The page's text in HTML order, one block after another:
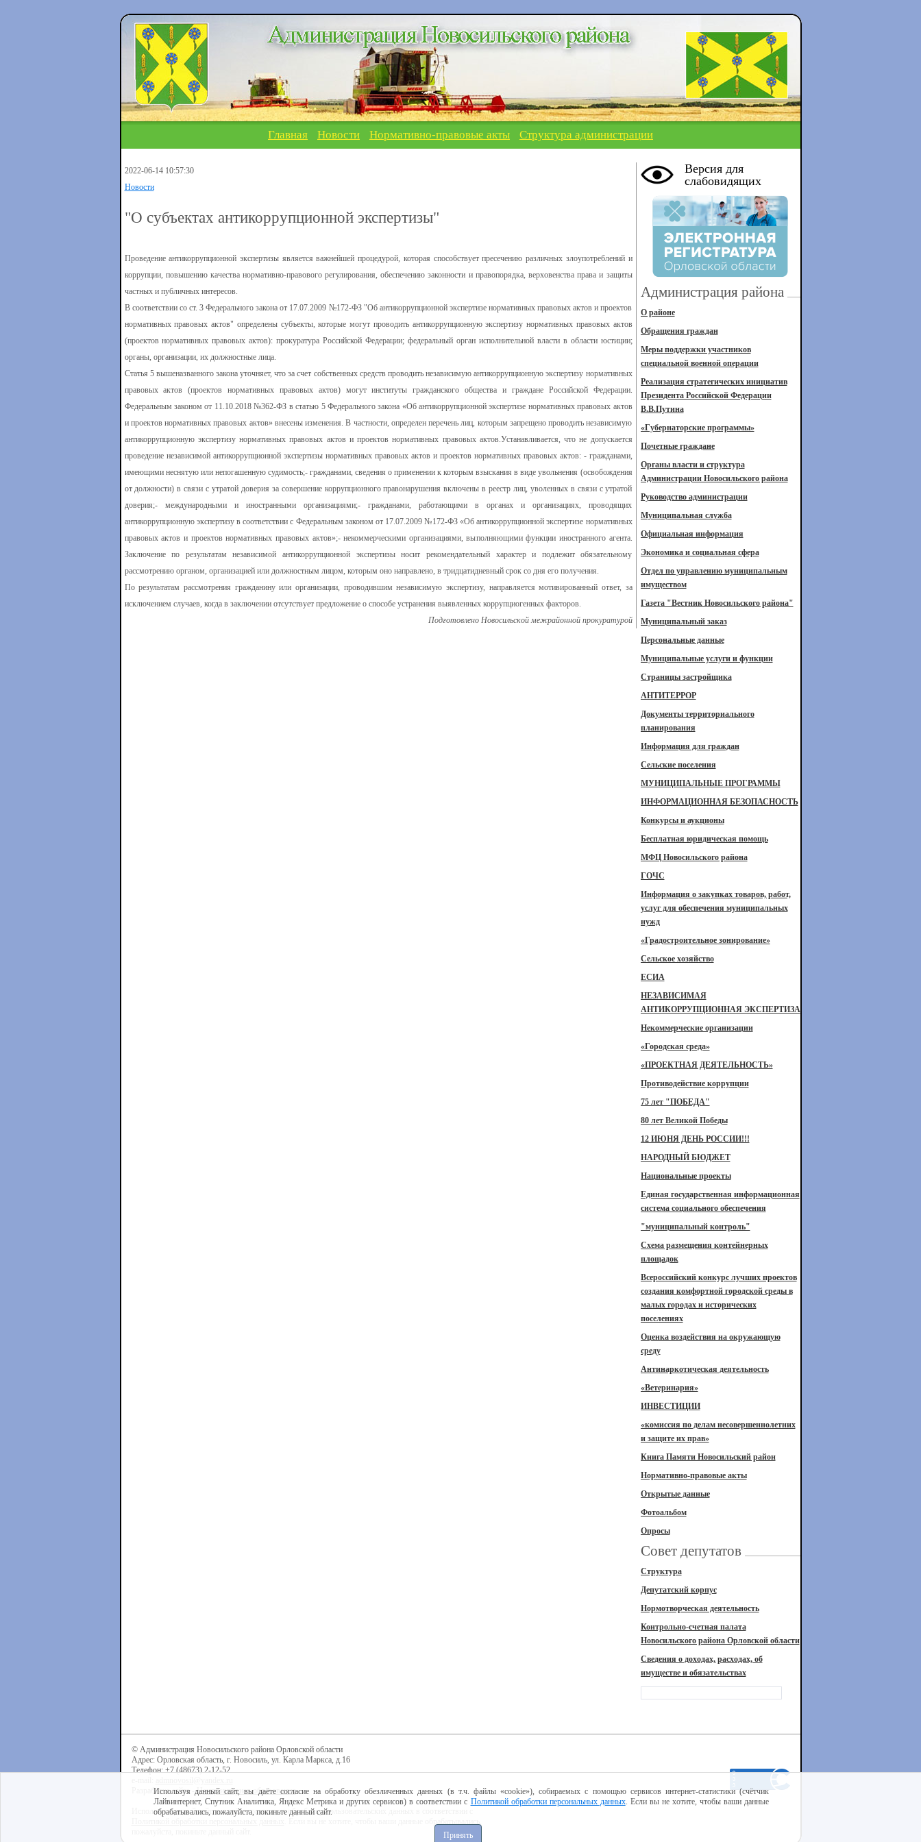
Главная Новости Нормативно-правовые акты Структура администрации
2022-06-14 10:57:30
Новости
"О субъектах антикоррупционной экспертизы"
Проведение антикоррупционной экспертизы является важнейшей процедурой, которая способствует пресечению различных злоупотреблений и
коррупции, повышению качества нормативно-правового регулирования, обеспечению законности и правопорядка, верховенства права и защиты
частных и публичных интересов.
В соответствии со ст. 3 Федерального закона от 17.07.2009 №172-ФЗ "Об антикоррупционной экспертизе нормативных правовых актов и проектов
нормативных правовых актов" определены субъекты, которые могут проводить антикоррупционную экспертизу нормативных правовых актов
(проектов нормативных правовых актов): прокуратура Российской Федерации; федеральный орган исполнительной власти в области юстиции;
органы, организации, их должностные лица.
Статья 5 вышеназванного закона уточняет, что за счет собственных средств проводить независимую антикоррупционную экспертизу нормативных
правовых актов (проектов нормативных правовых актов) могут институты гражданского общества и граждане Российской Федерации.
Федеральным законом от 11.10.2018 №362-ФЗ в статью 5 Федерального закона «Об антикоррупционной экспертизе нормативных правовых актов
и проектов нормативных правовых актов» внесены изменения. В частности, определен перечень лиц, которым запрещено проводить независимую
антикоррупционную экспертизу нормативных правовых актов и проектов нормативных правовых актов.Устанавливается, что не допускается
проведение независимой антикоррупционной экспертизы нормативных правовых актов и проектов нормативных правовых актов: - гражданами,
имеющими неснятую или непогашенную судимость;- гражданами, сведения о применении к которым взыскания в виде увольнения (освобождения
от должности) в связи с утратой доверия за совершение коррупционного правонарушения включены в реестр лиц, уволенных в связи с утратой
доверия;- международными и иностранными организациями;- гражданами, работающими в органах и организациях, проводящих
антикоррупционную экспертизу в соответствии с Федеральным законом от 17.07.2009 №172-ФЗ «Об антикоррупционной экспертизе нормативных
правовых актов и проектов нормативных правовых актов»;- некоммерческими организациями, выполняющими функции иностранного агента.
Заключение по результатам независимой антикоррупционной экспертизы носит рекомендательный характер и подлежит обязательному
рассмотрению органом, организацией или должностным лицом, которым оно направлено, в тридцатидневный срок со дня его получения.
По результатам рассмотрения гражданину или организации, проводившим независимую экспертизу, направляется мотивированный ответ, за
исключением случаев, когда в заключении отсутствует предложение о способе устранения выявленных коррупциогенных факторов.
Подготовлено Новосильской межрайонной прокуратурой
Версия для
слабовидящих
Администрация района
О районе
Обращения граждан
Меры поддержки участников
специальной военной операции
Реализация стратегических инициатив
Президента Российской Федерации
В.В.Путина
«Губернаторские программы»
Почетные граждане
Органы власти и структура
Администрации Новосильского района
Руководство администрации
Муниципальная служба
Официальная информация
Экономика и социальная сфера
Отдел по управлению муниципальным
имуществом
Газета "Вестник Новосильского района"
Муниципальный заказ
Персональные данные
Муниципальные услуги и функции
Страницы застройщика
АНТИТЕРРОР
Документы территориального
планирования
Информация для граждан
Сельские поселения
МУНИЦИПАЛЬНЫЕ ПРОГРАММЫ
ИНФОРМАЦИОННАЯ БЕЗОПАСНОСТЬ
Конкурсы и аукционы
Бесплатная юридическая помощь
МФЦ Новосильского района
ГОЧС
Информация о закупках товаров, работ,
услуг для обеспечения муниципальных
нужд
«Градостроительное зонирование»
Сельское хозяйство
ЕСИА
НЕЗАВИСИМАЯ
АНТИКОРРУПЦИОННАЯ ЭКСПЕРТИЗА
Некоммерческие организации
«Городская среда»
«ПРОЕКТНАЯ ДЕЯТЕЛЬНОСТЬ»
Противодействие коррупции
75 лет "ПОБЕДА"
80 лет Великой Победы
12 ИЮНЯ ДЕНЬ РОССИИ!!!
НАРОДНЫЙ БЮДЖЕТ
Национальные проекты
Единая государственная информационная
система социального обеспечения
"муниципальный контроль"
Схема размещения контейнерных
площадок
Всероссийский конкурс лучших проектов
создания комфортной городской среды в
малых городах и исторических
поселениях
Оценка воздействия на окружающую
среду
Антинаркотическая деятельность
«Ветеринария»
ИНВЕСТИЦИИ
«комиссия по делам несовершеннолетних
и защите их прав»
Книга Памяти Новосильский район
Нормативно-правовые акты
Открытые данные
Фотоальбом
Опросы
Совет депутатов
Структура
Депутатский корпус
Нормотворческая деятельность
Контрольно-счетная палата
Новосильского района Орловской области
Сведения о доходах, расходах, об
имуществе и обязательствах
© Администрация Новосильского района Орловской области
Адрес: Орловская область, г. Новосиль, ул. Карла Маркса, д.16
Телефон: +7 (48673) 2-12-52
Разработка сайта -Центр интернет-образования
Используя данный сайт, вы даёте согласие на обработку пользовательских данных в соответствии с
Используя данный сайт, вы даёте согласие на обработку обезличенных данных (в т.ч. файлы «cookie»), собираемых с помощью сервисов интернет-статистики (счётчик
Лайвинтернет, Спутник Аналитика, Яндекс Метрика и других сервисов) в соответствии с Политикой обработки персональных данных. Если вы не хотите, чтобы ваши данные
обрабатывались, пожалуйста, покиньте данный сайт.
Принять